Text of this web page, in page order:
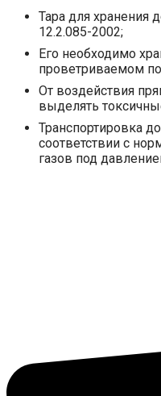
Тара для хранения
12.2.085-2002;
Его необходимо
проветриваемом
От воздействия
выделять
Транспортировка
соответствии с
газов под